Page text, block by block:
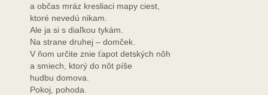
a občas mráz kresliaci mapy ciest,
ktoré nevedú nikam.
Ale ja si s diaľkou tykám.
Na strane druhej – domček.
V ňom určite znie ťapot detských nôh
a smiech, ktorý do nôt píše
hudbu domova.
Pokoj, pohoda.